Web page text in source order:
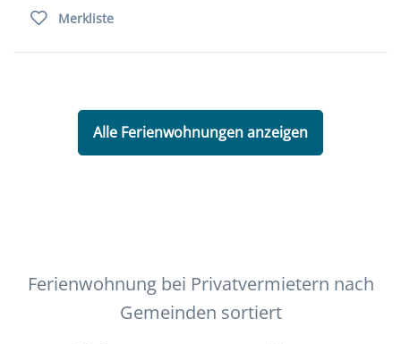
Merkliste
Alle Ferienwohnungen anzeigen
Ferienwohnung bei Privatvermietern nach
Gemeinden sortiert